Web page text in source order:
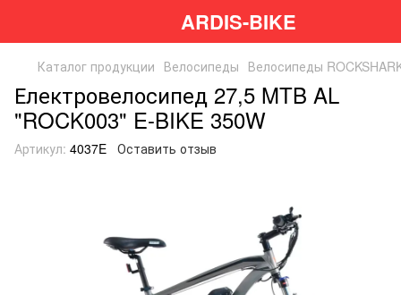
ARDIS-BIKE
Каталог продукции Велосипеды Велосипеды
Електровелосипед 27,5 MTB AL
"ROCK003" E-BIKE 350W
Артикул: 4037E Оставить отзыв